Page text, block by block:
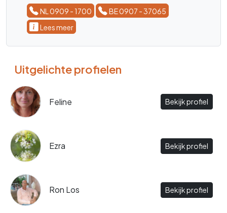
NL 0909 - 1700
BE 0907 - 37065
Lees meer
Uitgelichte profielen
Feline Bekijk profiel
Ezra Bekijk profiel
Ron Los Bekijk profiel